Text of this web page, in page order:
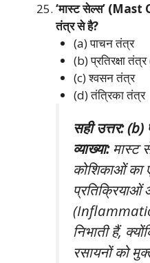
‘मास्ट सेल्स’ (Mast
तंत्र से है?
(a) पाचन तंत्र
(b) प्रतिरक्षा
(c) श्वसन तंत्र
(d) तंत्रिका तंत्र
सही उत्तर: (b)
व्याख्या:मास्ट
कोशिकाओं का
निभाती हैं,
रसायनों को